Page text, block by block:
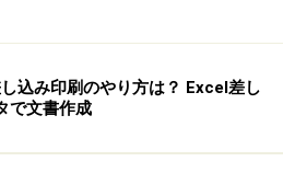
込み印刷のやり方は？ Excel差し
で文書作成